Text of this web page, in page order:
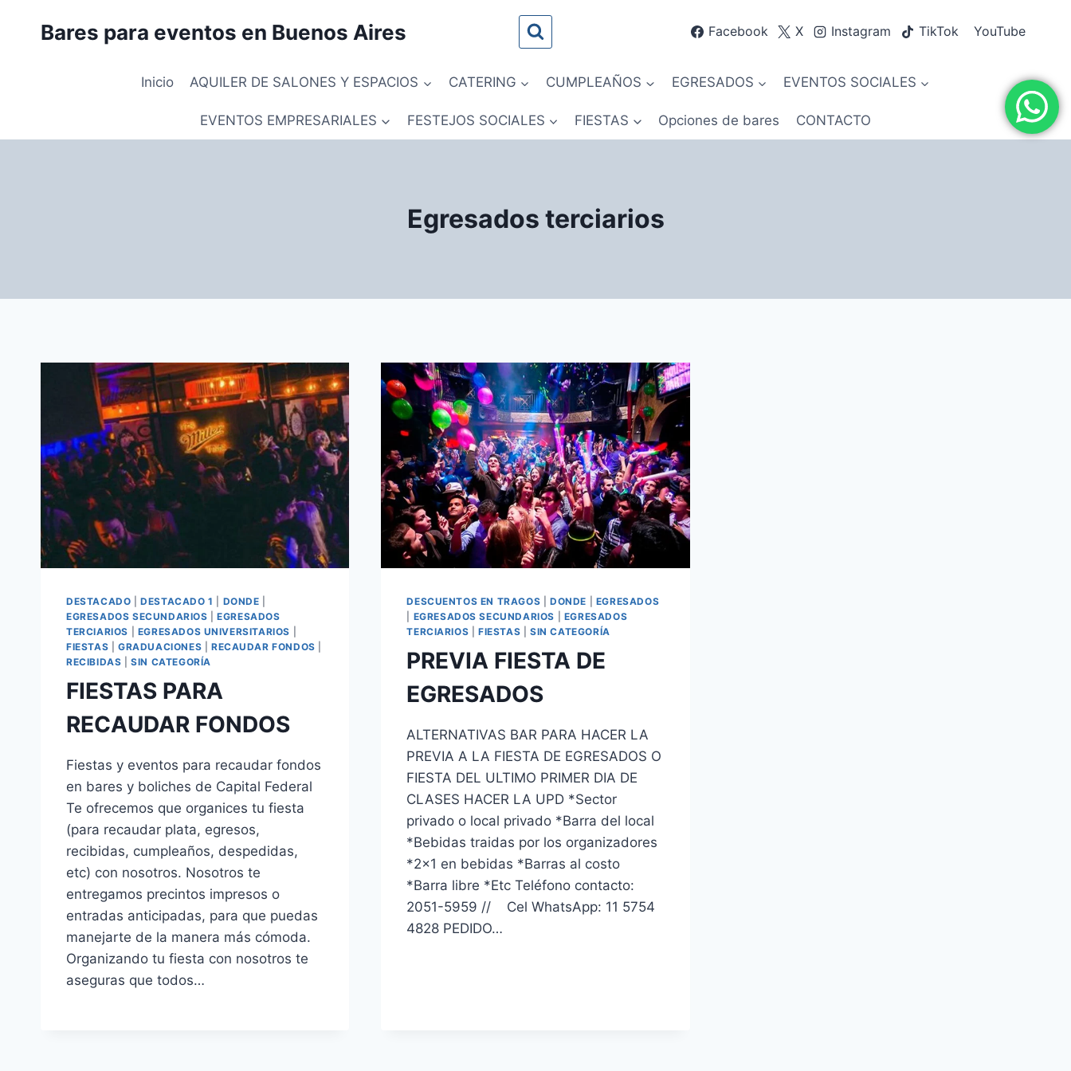
Bares para eventos en Buenos Aires Facebook X Instagram TikTok YouTube
Inicio AQUILER DE SALONES Y ESPACIOS CATERING CUMPLEAÑOS EGRESADOS EVENTOS SOCIALES
EVENTOS EMPRESARIALES FESTEJOS SOCIALES FIESTAS Opciones de bares CONTACTO
Egresados terciarios
DESTACADO |DESTACADO 1 DONDE
EGRESADOS SECUNDARIOS |EGRESADOS
TERCIARIOS
EGRESADOS UNIVERSITARIOS
FIESTAS
GRADUACIONES RECAUDAR FONDOS
RECIBIDAS |SIN CATEGORÍA
FIESTAS PARA
RECAUDAR FONDOS
Fiestas y eventos para recaudar fondos
en bares y boliches de Capital Federal
Te ofrecemos que organices tu fiesta
(para recaudar plata, egresos,
recibidas, cumpleaños, despedidas,
etc) con nosotros. Nosotros te
entregamos precintos impresos o
entradas anticipadas, para que puedas
manejarte de la manera más cómoda.
Organizando tu fiesta con nosotros te
aseguras que todos…
DESCUENTOS EN TRAGOS |DONDE
EGRESADOS
EGRESADOS SECUNDARIOS
EGRESADOS
TERCIARIOS |FIESTAS |SIN CATEGORÍA
PREVIA FIESTA DE
EGRESADOS
ALTERNATIVAS BAR PARA HACER LA
PREVIA A LA FIESTA DE EGRESADOS O
FIESTA DEL ULTIMO PRIMER DIA DE
CLASES HACER LA UPD *Sector
privado o local privado *Barra del local
*Bebidas traidas por los organizadores
*2×1 en bebidas *Barras al costo
*Barra libre *Etc Teléfono contacto:
2051-5959 // Cel WhatsApp: 11 5754
4828 PEDIDO…